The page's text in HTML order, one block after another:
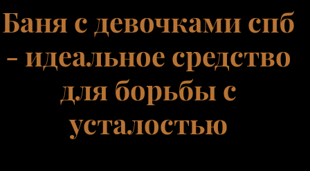
Баня с девочками спб
- идеальное средство
для борьбы с
усталостью